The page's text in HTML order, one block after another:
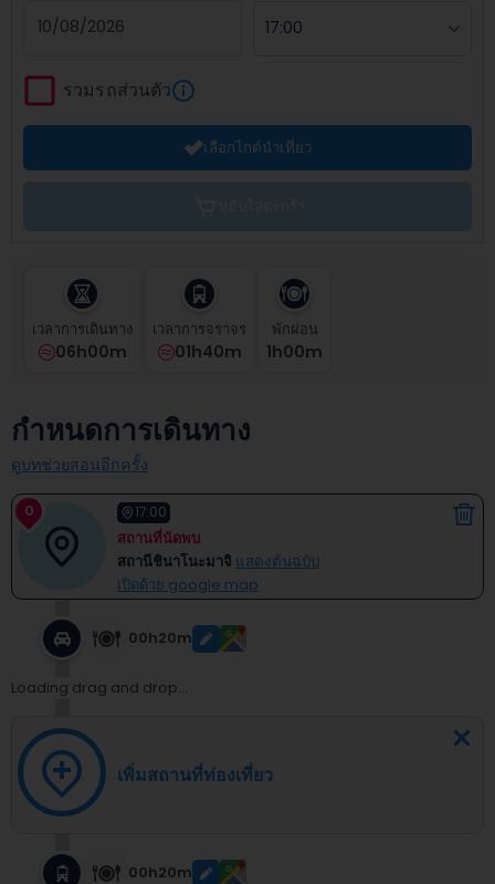
forward
to
interact
the
the
question
to
get
the
shortcuts
for
changing
dates.
รวมรถส่วนตัว
เลือกไกด์นำเที่ยว
เวลาการเดินทาง
06h00m
เวลาการจราจร
01h40m
พักผ่อน
1H00M
กำหนดการเดินทาง
ดูบทช่วยสอนอีกครั้ง
0 17:00
สถานที่นัดพบ
สถานีชินาโนะมาจิ แสดงต้นฉบับ
เปิดด้วย google map
00h20m
Loading drag and drop...
เพิ่มสถานที่ท่องเที่ยว
00h20m